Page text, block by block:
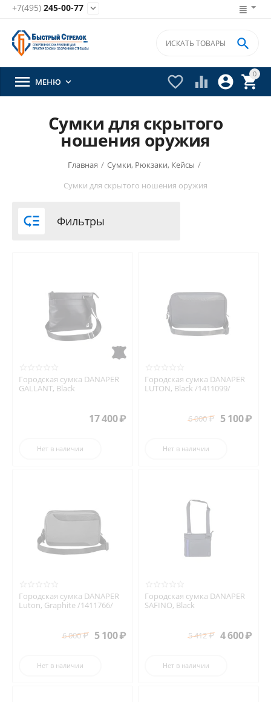
+7(495) 245-00-77 
0


 

 МЕНЮ 
Сумки для скрытого
ношения оружия
Главная / Сумки, Рюкзаки, Кейсы /
Сумки для скрытого ношения оружия
 Фильтры
Городская сумка DANAPER
GALLANT, Black
17 400₽
Нет в наличии
Городская сумка DANAPER
LUTON, Black /1411099/
6 000₽ 5 100₽
Нет в наличии
Городская сумка DANAPER
Luton, Graphite /1411766/
6 000₽ 5 100₽
Нет в наличии
Городская сумка DANAPER
SAFINO, Black
5 412₽ 4 600₽
Нет в наличии